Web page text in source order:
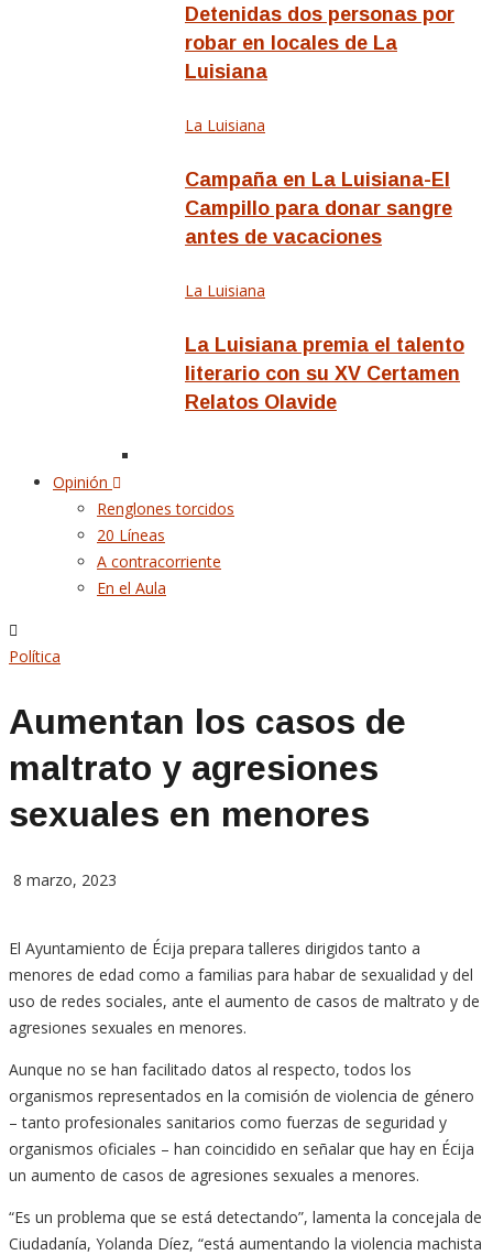
Detenidas dos personas por
robar en locales de La
Luisiana
La Luisiana
Campaña en La Luisiana-El
Campillo para donar sangre
antes de vacaciones
La Luisiana
La Luisiana premia el talento
literario con su XV Certamen
Relatos Olavide
Opinión
Renglones torcidos
20 Líneas
A contracorriente
En el Aula
Política
Aumentan los casos de
maltrato y agresiones
sexuales en menores
8 marzo, 2023
El Ayuntamiento de Écija prepara talleres dirigidos tanto a
menores de edad como a familias para habar de sexualidad y del
uso de redes sociales, ante el aumento de casos de maltrato y de
agresiones sexuales en menores.
Aunque no se han facilitado datos al respecto, todos los
organismos representados en la comisión de violencia de género
– tanto profesionales sanitarios como fuerzas de seguridad y
organismos oficiales – han coincidido en señalar que hay en Écija
un aumento de casos de agresiones sexuales a menores.
“Es un problema que se está detectando”, lamenta la concejala de
Ciudadanía, Yolanda Díez, “está aumentando la violencia machista